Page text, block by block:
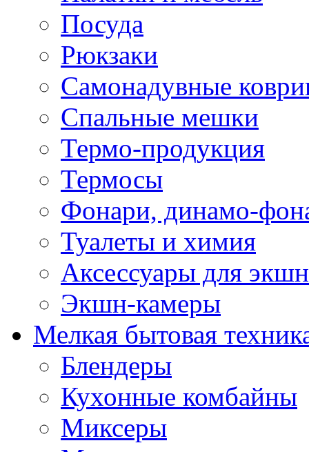
Посуда
Рюкзаки
Самонадувные
Спальные мешки
Термо-продукция
Термосы
Фонари, динамо-
Туалеты и химия
Аксессуары для
Экшн-камеры
Мелкая бытовая
Блендеры
Кухонные комбайны
Миксеры